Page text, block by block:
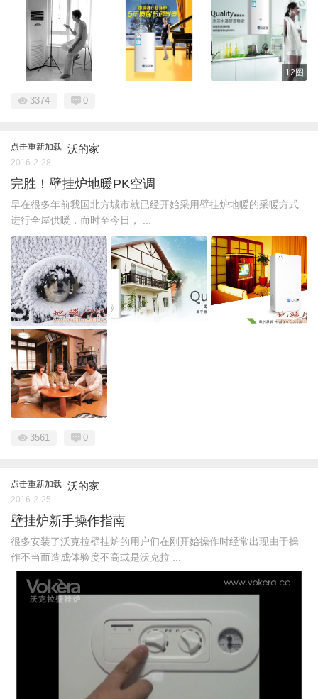
12图
3374 0
点击重新加载 沃的家
2016-2-28
完胜！壁挂炉地暖PK空调
早在很多年前我国北方城市就已经开始采用壁挂炉地暖的采暖方式
进行全屋供暖，而时至今日， ...
3561 0
点击重新加载 沃的家
2016-2-25
壁挂炉新手操作指南
很多安装了沃克拉壁挂炉的用户们在刚开始操作时经常出现由于操
作不当而造成体验度不高或是沃克拉 ...